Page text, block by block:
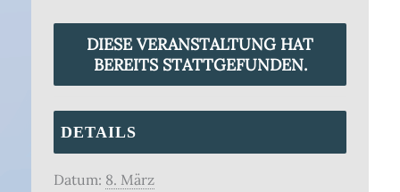
DIESE VERANSTALTUNG HAT
BEREITS STATTGEFUNDEN.
DETAILS
Datum: 8. März